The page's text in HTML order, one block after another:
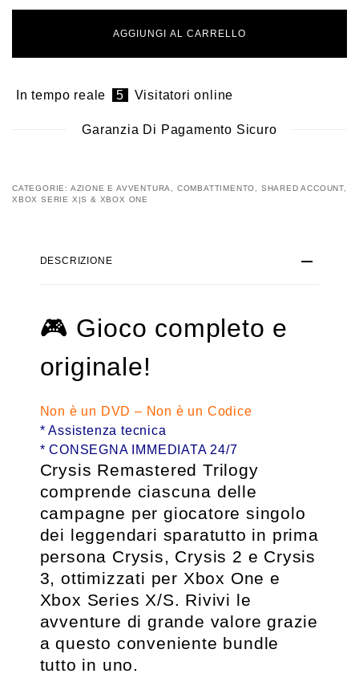
era:
€49,99.
è:
€14,99.
AGGIUNGI AL CARRELLO
In tempo reale 5 Visitatori online
Garanzia Di Pagamento Sicuro
CATEGORIE: AZIONE E AVVENTURA COMBATTIMENTO SHARED ACCOUNT
XBOX SERIE X|S & XBOX ONE
DESCRIZIONE
🎮 Gioco completo e
originale!
Non è un DVD – Non è un Codice
* Assistenza tecnica
* CONSEGNA IMMEDIATA 24/7
Crysis Remastered Trilogy
comprende ciascuna delle
campagne per giocatore singolo
dei leggendari sparatutto in prima
persona Crysis, Crysis 2 e Crysis
3, ottimizzati per Xbox One e
Xbox Series X/S. Rivivi le
avventure di grande valore grazie
a questo conveniente bundle
tutto in uno.